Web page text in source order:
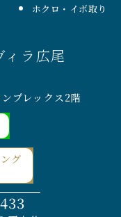
ホクロ・イボ取り
ラ広尾
プレックス2階
グ